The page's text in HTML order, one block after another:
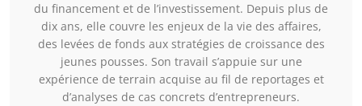
du financement et de l’investissement. Depuis plus de
dix ans, elle couvre les enjeux de la vie des affaires,
des levées de fonds aux stratégies de croissance des
jeunes pousses. Son travail s’appuie sur une
expérience de terrain acquise au fil de reportages et
d’analyses de cas concrets d’entrepreneurs.